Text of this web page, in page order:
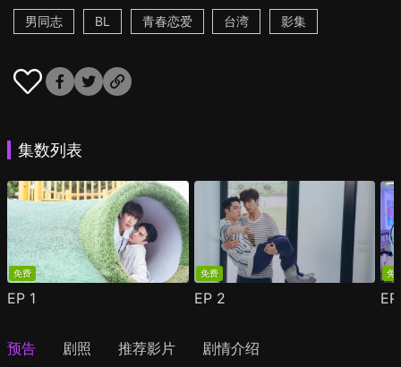
男同志
BL 青春恋爱 台湾 影集
集数列表
免费
EP 1
免费
EP 2
免
预告 剧照 推荐影片 剧情介绍